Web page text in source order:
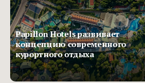
Papillon Hotels развивает
концепцию современного
курортного отдыха